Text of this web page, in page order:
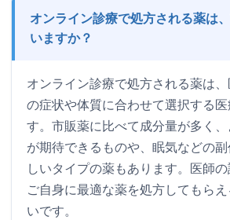
オンライン診療で処方される薬は
いますか？
オンライン診療で処方される薬は
の症状や体質に合わせて選択する
す。市販薬に比べて成分量が多く
が期待できるものや、眠気などの
しいタイプの薬もあります。医師の
ご自身に最適な薬を処方してもら
いです。